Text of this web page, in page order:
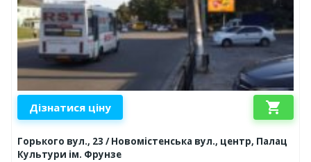
Дізнатися ціну shopping_cart
Горького вул., 23 / Новомістенська вул., центр, Палац
Культури ім. Фрунзе